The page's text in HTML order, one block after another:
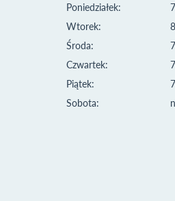
Poniedziałek:
Wtorek:
Środa:
Czwartek:
Piątek:
Sobota: